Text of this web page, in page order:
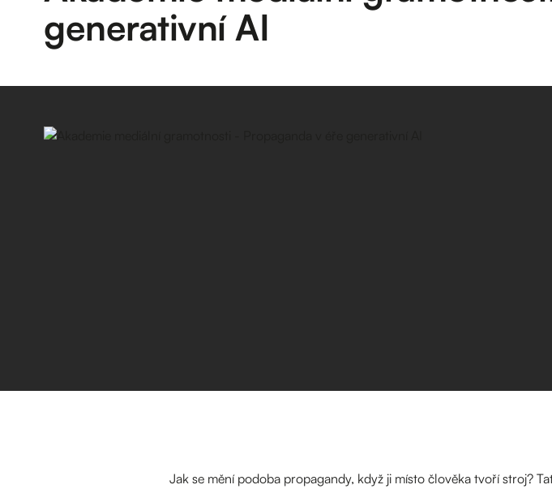
generativní AI
Jak se mění podoba propagandy, když ji místo člověka tvoří stroj?